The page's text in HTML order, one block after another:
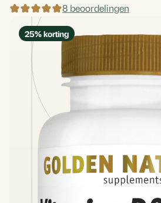
8 beoordelingen
25% korting